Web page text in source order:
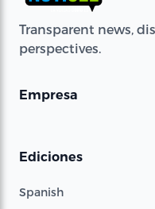
Transparent news,
perspectives.
Empresa
Ediciones
Spanish